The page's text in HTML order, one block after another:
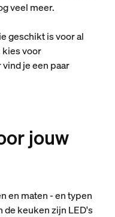
veel meer.
geschikt is voor al
kies voor
je een paar
jouw
en maten - en typen
keuken zijn LED's